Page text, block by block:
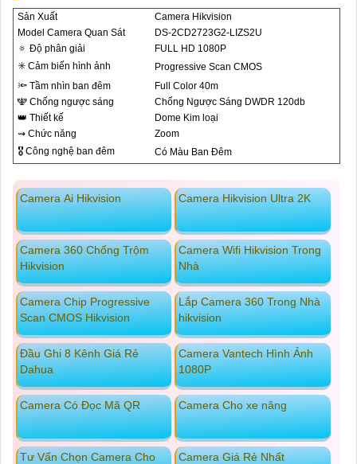
Sản Xuất
Camera Hikvision
Model Camera Quan Sát
DS-2CD2723G2-LIZS2U
🔅 Độ phân giải
FULL HD 1080P
✳️ Cảm biến hình ảnh
Progressive Scan CMOS
🔦 Tầm nhìn ban đêm
Full Color 40m
🕎 Chống ngược sáng
Chống Ngược Sáng DWDR 120db
👑 Thiết kế
Dome Kim loại
⇝ Chức năng
Zoom
🎖️ Công nghệ ban đêm
Có Màu Ban Ðêm
Camera Ai Hikvision Camera Hikvision Ultra 2K
Camera 360 Chống Trộm
Hikvision
Camera Wifi Hikvision Trong
Nhà
Camera Chip Progressive
Scan CMOS Hikvision
Lắp Camera 360 Trong Nhà
hikvision
Đầu Ghi 8 Kênh Giá Rẻ
Dahua
Camera Vantech Hình Ảnh
1080P
Camera Có Đọc Mã QR Camera Cho xe nâng
Tư Vấn Chọn Camera Cho
Camera Giá Rẻ Nhất